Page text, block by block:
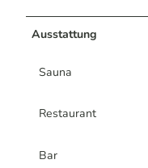
Ausstattung
Sauna
Restaurant
Bar